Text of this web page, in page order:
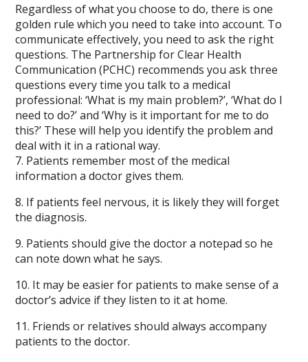
Regardless of what you choose to do, there is one
golden rule which you need to take into account. To
communicate effectively, you need to ask the right
questions. The Partnership for Clear Health
Communication (PCHC) recommends you ask three
questions every time you talk to a medical
professional: ‘What is my main problem?’, ‘What do I
need to do?’ and ‘Why is it important for me to do
this?’ These will help you identify the problem and
deal with it in a rational way.
7. Patients remember most of the medical
information a doctor gives them.
8. If patients feel nervous, it is likely they will forget
the diagnosis.
9. Patients should give the doctor a notepad so he
can note down what he says.
10. It may be easier for patients to make sense of a
doctor’s advice if they listen to it at home.
11. Friends or relatives should always accompany
patients to the doctor.